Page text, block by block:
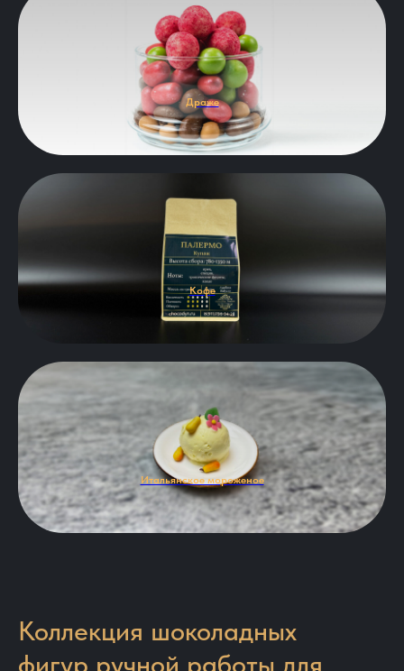
Драже
Кофе
Итальянское мороженое
Коллекция шоколадных
фигур ручной работы для